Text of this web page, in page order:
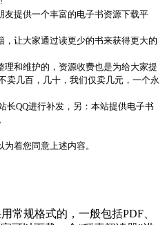
友提供一个丰富的电子书资源下载平
让大家通过读更少的书来获得更大的
和维护的，资源收费也是为给大家提
卖几百，几十，我们仅卖几元，一个永
长QQ进行补发，另：本站提供电子书
着您同意上述内容。
常规格式的，一般包括PDF、